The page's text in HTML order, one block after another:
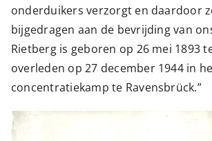
onderduikers verzorgt en daardoor
bijgedragen aan de bevrijding van
Rietberg is geboren op 26 mei 1893
overleden op 27 december 1944 in
concentratiekamp te Ravensbrück.”